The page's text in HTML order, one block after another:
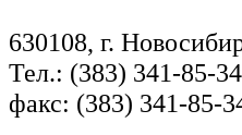
630108, г.
Тел.: (383) 341-85-
факс: (383) 341-85-